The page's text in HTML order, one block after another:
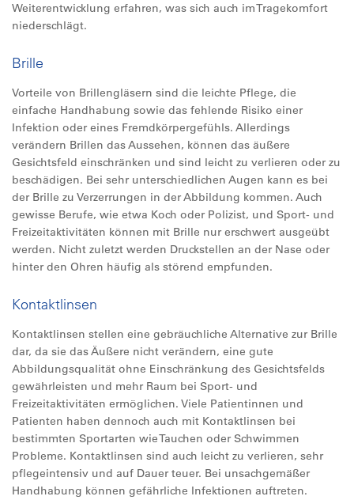
Weiterentwicklung erfahren, was sich auch im Tragekomfort
niederschlägt.
Brille
Vorteile von Brillengläsern sind die leichte Pflege, die
einfache Handhabung sowie das fehlende Risiko einer
Infektion oder eines Fremdkörpergefühls. Allerdings
verändern Brillen das Aussehen, können das äußere
Gesichtsfeld einschränken und sind leicht zu verlieren oder zu
beschädigen. Bei sehr unterschiedlichen Augen kann es bei
der Brille zu Verzerrungen in der Abbildung kommen. Auch
gewisse Berufe, wie etwa Koch oder Polizist, und Sport- und
Freizeitaktivitäten können mit Brille nur erschwert ausgeübt
werden. Nicht zuletzt werden Druckstellen an der Nase oder
hinter den Ohren häufig als störend empfunden.
Kontaktlinsen
Kontaktlinsen stellen eine gebräuchliche Alternative zur Brille
dar, da sie das Äußere nicht verändern, eine gute
Abbildungsqualität ohne Einschränkung des Gesichtsfelds
gewährleisten und mehr Raum bei Sport- und
Freizeitaktivitäten ermöglichen. Viele Patientinnen und
Patienten haben dennoch auch mit Kontaktlinsen bei
bestimmten Sportarten wie Tauchen oder Schwimmen
Probleme. Kontaktlinsen sind auch leicht zu verlieren, sehr
pflegeintensiv und auf Dauer teuer. Bei unsachgemäßer
Handhabung können gefährliche Infektionen auftreten.